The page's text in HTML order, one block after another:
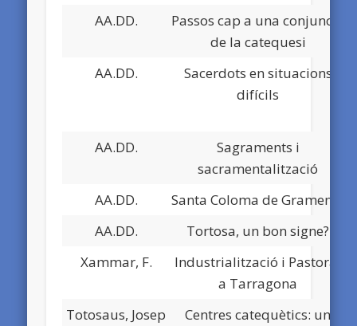
AA.DD.
Passos cap a una conjunció
de la catequesi
AA.DD.
Sacerdots en situacions
difícils
AA.DD.
Sagraments i
sacramentalització
AA.DD.
Santa Coloma de Gramenet
AA.DD.
Tortosa, un bon signe?
Xammar, F.
Industrialització i Pastoral
a Tarragona
Totosaus, Josep
Centres catequètics: un